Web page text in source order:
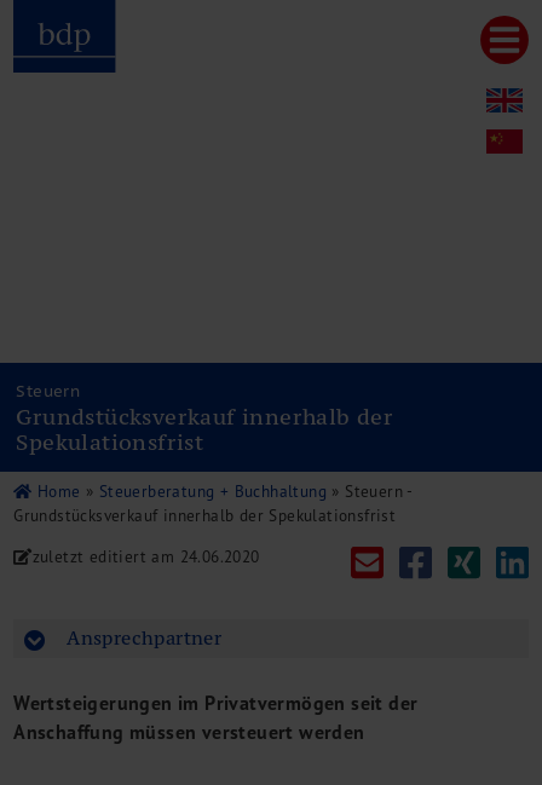
Leistungen
Steuerberatung
Rechtsberatung
Wirtschaftsprüfung
Unternehmensfinanzierung
M&A + Unternehmensnachfolge
China Consulting
Finanz- und Lohnbuchhaltung
Wirtschaftsprüfung
Steuern
Grundstücksverkauf innerhalb der
Spekulationsfrist
Home » Steuerberatung + Buchhaltung » Steuern -
Grundstücksverkauf innerhalb der Spekulationsfrist
zuletzt editiert am 24.06.2020
Ansprechpartner
Wertsteigerungen im Privatvermögen seit der
Anschaffung müssen versteuert werden